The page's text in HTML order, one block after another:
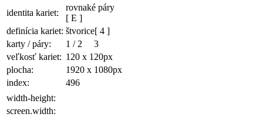
identita kariet:
rovnaké páry
[ E ]
definícia kariet: štvorice[ 4 ]
karty / páry:
1 / 2
3
veľkosť kariet: 120 x 120px
plocha: 1920 x 1080px
index:
496
width-height:
screen.width: